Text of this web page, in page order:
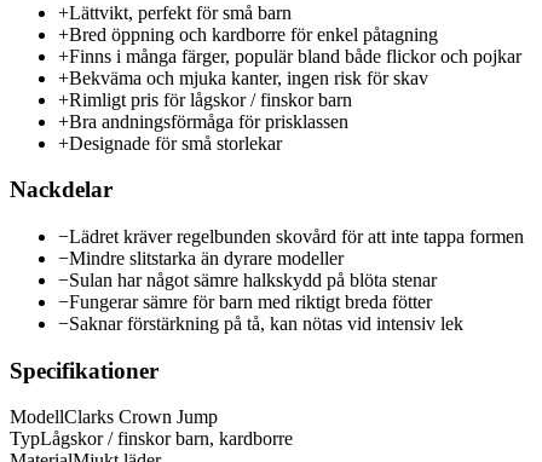
+Lättvikt, perfekt för små barn
+Bred öppning och kardborre för enkel påtagning
+Finns i många färger, populär bland både flickor och pojkar
+Bekväma och mjuka kanter, ingen risk för skav
+Rimligt pris för lågskor / finskor barn
+Bra andningsförmåga för prisklassen
+Designade för små storlekar
Nackdelar
−Lädret kräver regelbunden skovård för att inte tappa formen
−Mindre slitstarka än dyrare modeller
−Sulan har något sämre halkskydd på blöta stenar
−Fungerar sämre för barn med riktigt breda fötter
−Saknar förstärkning på tå, kan nötas vid intensiv lek
Specifikationer
ModellClarks Crown Jump
TypLågskor / finskor barn, kardborre